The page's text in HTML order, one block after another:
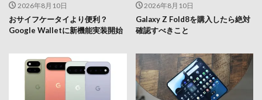
2026年8月10日
おサイフケータイより便利？
Google Walletに新機能実装開始
2026年8月10日
Galaxy Z Fold8を購入したら絶対
確認すべきこと